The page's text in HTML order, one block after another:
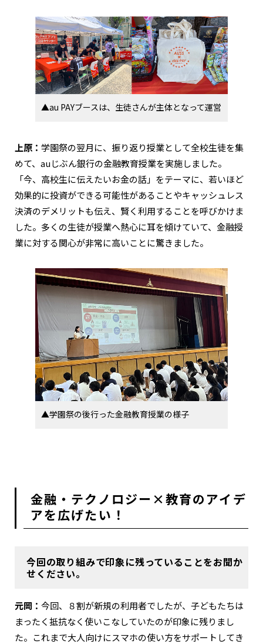
▲au PAYブースは、生徒さんが主体となって運営
上原： 学園祭の翌月に、振り返り授業として全校生徒を集
めて、auじぶん銀行の金融教育授業を実施しました。
「今、高校生に伝えたいお金の話」をテーマに、若いほど
効果的に投資ができる可能性があることやキャッシュレス
決済のデメリットも伝え、賢く利用することを呼びかけま
した。多くの生徒が授業へ熱心に耳を傾けていて、金融授
業に対する関心が非常に高いことに驚きました。
▲学園祭の後行った金融教育授業の様子
金融・テクノロジー×教育のアイデ
アを広げたい！
今回の取り組みで印象に残っていることをお聞か
せください。
元岡： 今回、８割が新規の利用者でしたが、子どもたちは
まったく抵抗なく使いこなしていたのが印象に残りまし
た。これまで大人向けにスマホの使い方をサポートしてき